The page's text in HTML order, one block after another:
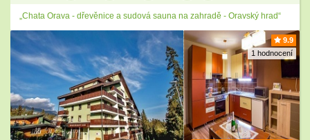
„Chata Orava - dřevěnice a sudová sauna na zahradě - Oravský hrad“
9.9
1 hodnocení